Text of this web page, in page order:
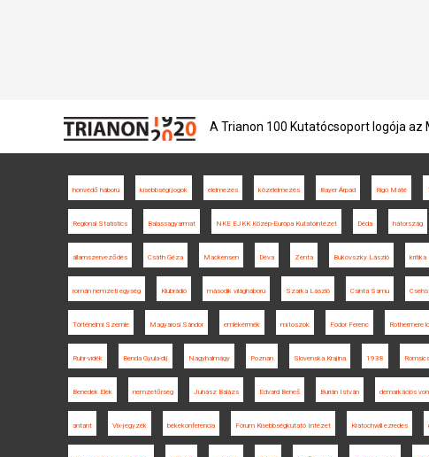
A Trianon 100 Kutatócsoport logója az
honvédő háború kisebbségi jogok élelmezés közélelmezés Bayer Árpád Rigó Máté
Regional Statistics Balassagyarmat NKE EJKK Közép-Európa Kutatóintézet Déda hátország
államszerveződés Csáth Géza Mackensen Déva Zenta Bukovszky László kritika
román nemzeti egység Klubrádió második világháború Szarka László Csinta Samu
Történelmi Szemle Magyarosi Sándor emlékérmék mítoszok Fodor Ferenc Rothermere
Ruhr-vidék Benda Gyula-díj Nagyhalmágy Poznan Slovenska Krajina 1938
Benedek Elek nemzetőrség Juhász Balázs Edvard Beneš Burián István demarkációs
antant Vix-jegyzék békekonferencia Fórum Kisebbségkutató Intézet Kratochwill ezredes